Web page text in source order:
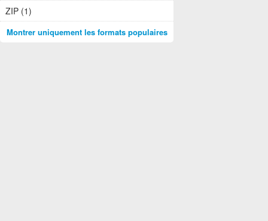
ZIP (1)
Montrer uniquement les formats populaires